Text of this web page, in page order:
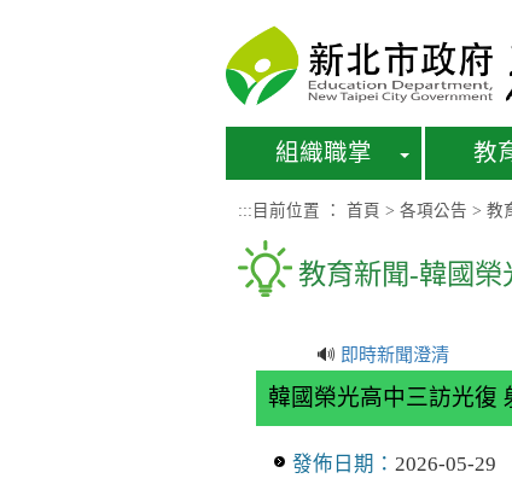
組織職掌 教
::: 目前位置 ： 首頁 > 各項公告 > 教
教育新聞-韓國
🔊 即時新聞澄清
韓國榮光高中三訪光復
發佈日期： 2026-05-29